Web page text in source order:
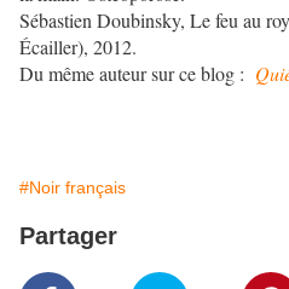
Sébastien Doubinsky, Le feu au
Écailler), 2012.
Du même auteur sur ce blog :
#Noir français
Partager